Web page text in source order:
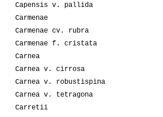
Capensis v. pallida
Carmenae
Carmenae cv. rubra
Carmenae f. cristata
Carnea
Carnea v. cirrosa
Carnea v. robustispina
Carnea v. tetragona
Carretii